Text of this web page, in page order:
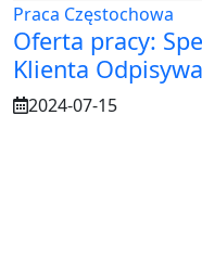
Praca Częstochowa
Oferta pracy:
Klienta
2024-07-15